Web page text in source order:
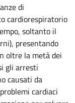
di
cardiorespiratorio
soltanto il
presentando
oltre la metà dei
gli arresti
causati da
cardiaci